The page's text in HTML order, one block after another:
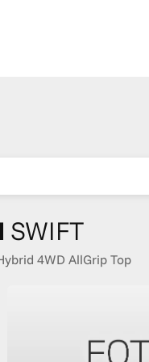
SWIFT
4WD AllGrip Top